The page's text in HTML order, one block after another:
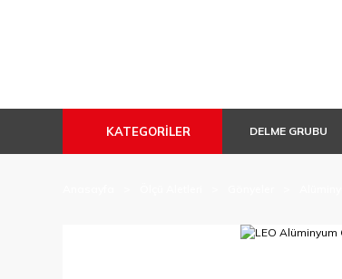
KATEGORİLER DELME GRUBU